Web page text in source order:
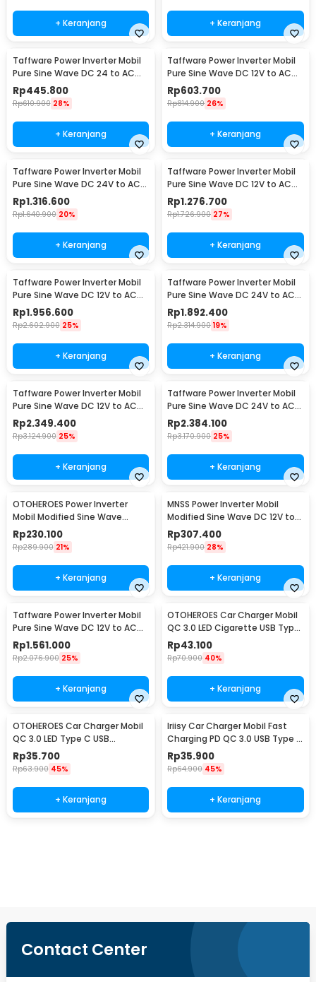
+ Keranjang + Keranjang
Taffware Power Inverter Mobil
Pure Sine Wave DC 24 to AC
220V 1000W - NBQ1000
Rp445.800
Rp610.900 28%
+ Keranjang
Taffware Power Inverter Mobil
Pure Sine Wave DC 12V to AC
220V 1600W - NBQ1600W
Rp603.700
Rp814.900 26%
+ Keranjang
Taffware Power Inverter Mobil
Pure Sine Wave DC 24V to AC
220V 4000W - NBQ4000W
Rp1.316.600
Rp1.640.900 20%
+ Keranjang
Taffware Power Inverter Mobil
Pure Sine Wave DC 12V to AC
220V 4000W - NBQ4000W
Rp1.276.700
Rp1.726.900 27%
+ Keranjang
Taffware Power Inverter Mobil
Pure Sine Wave DC 12V to AC
220V 5000W - NBQ5000W
Rp1.956.600
Rp2.602.900 25%
+ Keranjang
Taffware Power Inverter Mobil
Pure Sine Wave DC 24V to AC
220V 5000W - NBQ5000W
Rp1.892.400
Rp2.314.900 19%
+ Keranjang
Taffware Power Inverter Mobil
Pure Sine Wave DC 12V to AC
220V 6000W - NBQ6000W
Rp2.349.400
Rp3.124.900 25%
+ Keranjang
Taffware Power Inverter Mobil
Pure Sine Wave DC 24V to AC
220V 6000W - NBQ6000W
Rp2.384.100
Rp3.170.900 25%
+ Keranjang
OTOHEROES Power Inverter
Mobil Modified Sine Wave
DC12V to AC220V 300W - E8982
Rp230.100
Rp289.900 21%
+ Keranjang
MNSS Power Inverter Mobil
Modified Sine Wave DC 12V to
AC 220V 4000W - Q4000
Rp307.400
Rp421.900 28%
+ Keranjang
Taffware Power Inverter Mobil
Pure Sine Wave DC 12V to AC
220V 5500W - CJ-5500Q
Rp1.561.000
Rp2.076.900 25%
+ Keranjang
OTOHEROES Car Charger Mobil
QC 3.0 LED Cigarette USB Type
C 6.5A 66W - M7
Rp43.100
Rp70.900 40%
+ Keranjang
OTOHEROES Car Charger Mobil
QC 3.0 LED Type C USB
Cigarette 2.4A 22.5W - M7
Rp35.700
Rp63.900 45%
+ Keranjang
Iriisy Car Charger Mobil Fast
Charging PD QC 3.0 USB Type C
A 2.4A 54W - PD20W
Rp35.900
Rp64.900 45%
+ Keranjang
Contact Center